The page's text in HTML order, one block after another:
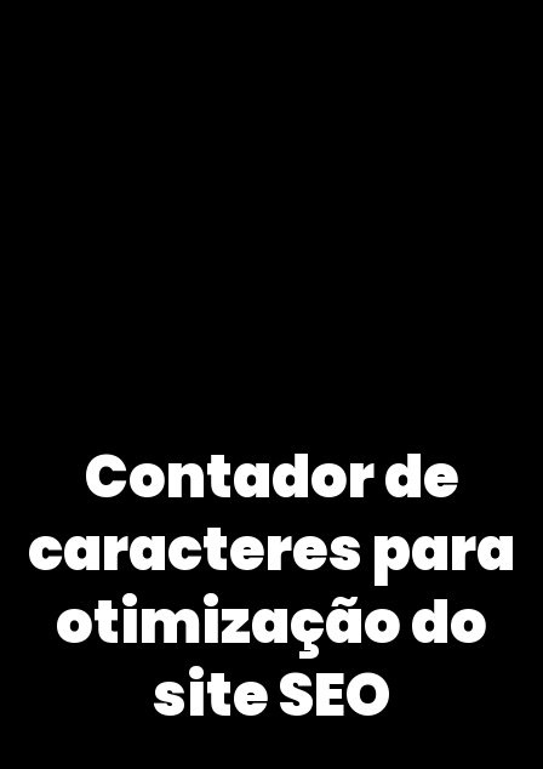
Contador de
caracteres para
otimização do
site SEO